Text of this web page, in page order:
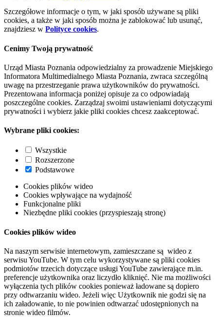
Szczegółowe informacje o tym, w jaki sposób używane są pliki
cookies, a także w jaki sposób można je zablokować lub usunąć,
znajdziesz w Polityce cookies.
Cenimy Twoją prywatność
Urząd Miasta Poznania odpowiedzialny za prowadzenie Miejskiego
Informatora Multimedialnego Miasta Poznania, zwraca szczególną
uwagę na przestrzeganie prawa użytkowników do prywatności.
Prezentowana informacja poniżej opisuje za co odpowiadają
poszczególne cookies. Zarządzaj swoimi ustawieniami dotyczącymi
prywatności i wybierz jakie pliki cookies chcesz zaakceptować.
Wybrane pliki cookies:
Wszystkie
Rozszerzone
Podstawowe
Cookies plików wideo
Cookies wpływające na wydajność
Funkcjonalne pliki
Niezbędne pliki cookies (przyspieszają stronę)
Cookies plików wideo
Na naszym serwisie internetowym, zamieszczane są wideo z
serwisu YouTube. W tym celu wykorzystywane są pliki cookies
podmiotów trzecich dotyczące usługi YouTube zawierające m.in.
preferencje użytkownika oraz liczydło kliknięć. Nie ma możliwości
wyłączenia tych plików cookies ponieważ ładowane są dopiero
przy odtwarzaniu wideo. Jeżeli więc Użytkownik nie godzi się na
ich załadowanie, to nie powinien odtwarzać udostępnionych na
stronie wideo filmów.